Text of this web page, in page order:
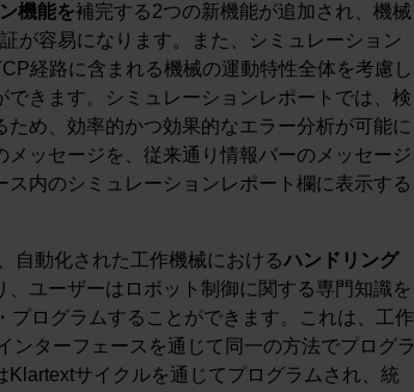
機能を補完する2つの新機能が追加され、機械
が容易になります。また、シミュレーション
経路に含まれる機械の運動特性全体を考慮し
きます。シミュレーションレポートでは、検
め、効率的かつ効果的なエラー分析が可能に
ッセージを、従来通り情報バーのメッセージ
内のシミュレーションレポート欄に表示する
自動化された工作機械におけるハンドリング
ユーザーはロボット制御に関する専門知識を
ログラムすることができます。これは、工作
ターフェースを通じて同一の方法でプログラ
サイクルを通じてプログラムされ、統